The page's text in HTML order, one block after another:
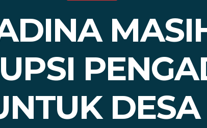
DESA